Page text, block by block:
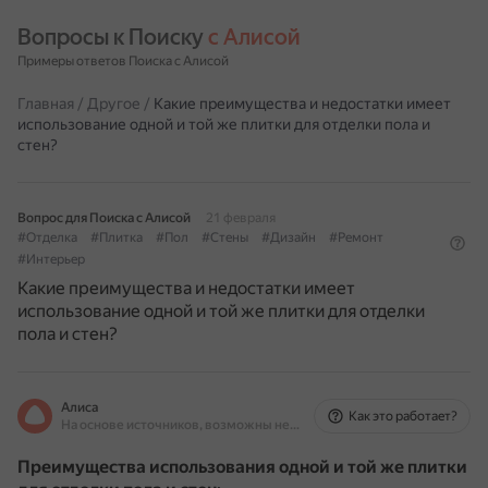
Вопросы к Поиску с Алисой
Примеры ответов Поиска с Алисой
Главная / Другое / Какие преимущества и недостатки имеет
использование одной и той же плитки для отделки пола и
стен?
Вопрос для Поиска с Алисой
21 февраля
#Отделка
#Плитка #Пол #Стены #Дизайн
#Ремонт
#Интерьер
Какие преимущества и недостатки имеет
использование одной и той же плитки для отделки
пола и стен?
Алиса
На основе источников, возможны неточности
Как это работает?
Преимущества использования одной и той же плитки